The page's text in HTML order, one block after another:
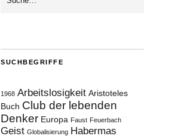
SUCHBEGRIFFE
1968 Arbeitslosigkeit Aristoteles
Buch Club der lebenden
Denker Europa Faust Feuerbach
Geist Globalisierung Habermas